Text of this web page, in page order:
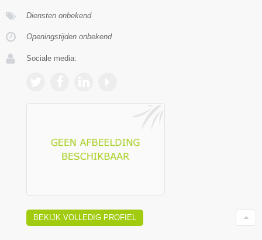
Diensten onbekend
Openingstijden onbekend
Sociale media:
BEKIJK VOLLEDIG PROFIEL